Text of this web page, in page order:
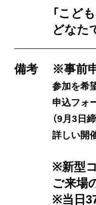
「こど
どなた
備考 ※事前
参加を希
申込フォ
（9月3日
詳しい開
※新型
ご来場
※当日